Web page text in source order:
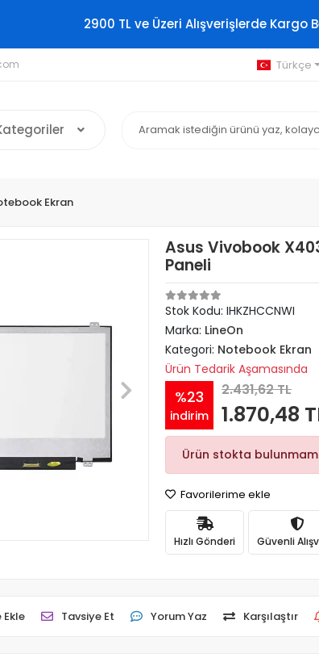
2900 TL ve Üzeri Alışverişlerde Kargo
Türkçe
Ekran
Asus Vivobook
Paneli
Stok Kodu: IHKZHCCNWI
Marka: LineOn
Kategori: Notebook Ekran
Ürün Tedarik Aşamasında
%23
indirim
2.431,62 TL
1.870,48
Ürün stokta
Favorilerime ekle
Hızlı Gönderi Güvenli
Ekle Tavsiye Et Yorum Yaz Karşılaştır